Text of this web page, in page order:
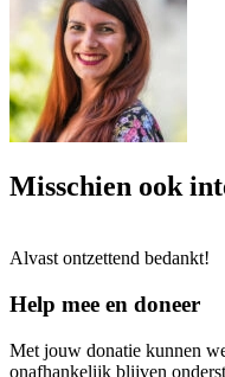
Misschien ook
Alvast ontzettend bedankt!
Help mee en doneer
Met jouw donatie kunnen
onafhankelijk blijven